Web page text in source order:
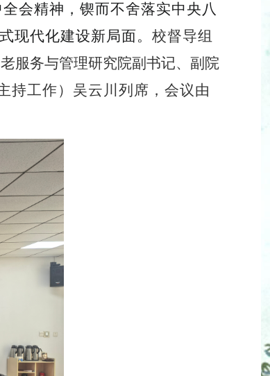
会精神，锲而不舍落实中央八
现代化建设新局面。 校督导组
服务与管理研究院副书记、副院
持工作）吴云川 列席， 会议由